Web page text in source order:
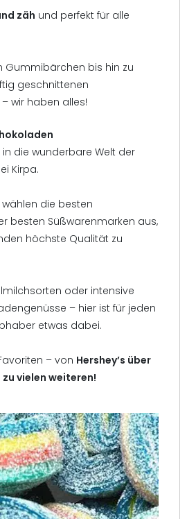
zäh und perfekt für alle
Gummibärchen bis hin zu
geschnittenen
wir haben alles!
in die wunderbare Welt der
Kirpa.
die besten
besten Süßwarenmarken aus,
höchste Qualität zu
oder intensive
– hier ist für jeden
etwas dabei.
– von Hershey’s über
zu vielen weiteren!